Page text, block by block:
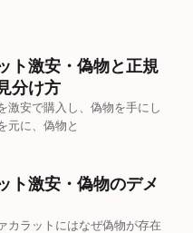
ト激安・偽物と正規
分け方
激安で購入し、偽物を手にし
元に、偽物と
ト激安・偽物のデメ
カラットにはなぜ偽物が存在